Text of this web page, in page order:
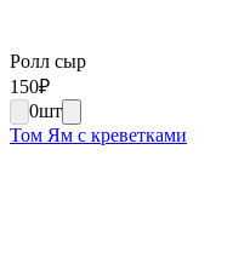
Ролл сыр
150₽
0шт
Том Ям с креветками